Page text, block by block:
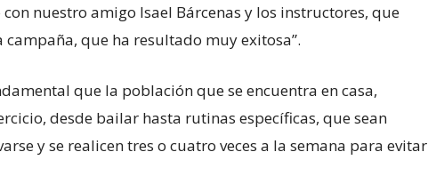
con nuestro amigo Isael Bárcenas y los instructores, que
campaña, que ha resultado muy exitosa”.
que la población que se encuentra en casa,
desde bailar hasta rutinas específicas, que sean
y se realicen tres o cuatro veces a la semana para evitar